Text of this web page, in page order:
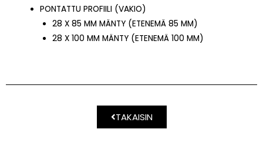
PONTATTU PROFIILI (VAKIO)
28 X 85 MM MÄNTY (ETENEMÄ 85 MM)
28 X 100 MM MÄNTY (ETENEMÄ 100 MM)
TAKAISIN